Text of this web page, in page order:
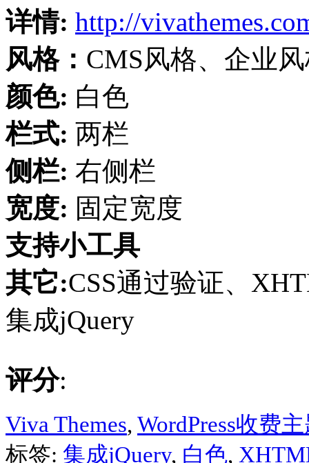
详情: http://
风格： CMS风格、企业
颜色: 白色
栏式: 两栏
侧栏: 右侧栏
宽度: 固定宽度
支持小工具
其它:CSS通过验证、
集成jQuery
评分:
Viva Themes, WordPress收费
标签: 集成jQuery, 白色,